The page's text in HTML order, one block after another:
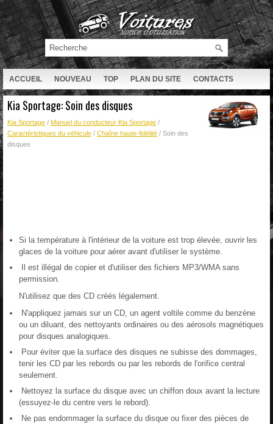
ACCUEIL NOUVEAU TOP PLAN DU SITE CONTACTS
RECHERCHE
Kia Sportage: Soin des disques
Kia Sportage / Manuel du conducteur Kia Sportage /
Caractéristiques du véhicule / Chaîne haute-fidélité / Soin des
disques
Si la température à l'intérieur de la voiture est trop élevée, ouvrir les
glaces de la voiture pour aérer avant d'utiliser le système.
Il est illégal de copier et d'utiliser des fichiers MP3/WMA sans
permission.
N'utilisez que des CD créés légalement.
N'appliquez jamais sur un CD, un agent voltile comme du benzène
ou un diluant, des nettoyants ordinaires ou des aérosols magnétiques
pour disques analogiques.
Pour éviter que la surface des disques ne subisse des dommages,
tenir les CD par les rebords ou par les rebords de l'orifice central
seulement.
Nettoyez la surface du disque avec un chiffon doux avant la lecture
(essuyez-le du centre vers le rebord).
Ne pas endommager la surface du disque ou fixer des pièces de